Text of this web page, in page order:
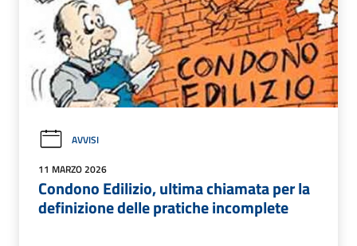
AVVISI
11 MARZO 2026
Condono Edilizio, ultima chiamata per la
definizione delle pratiche incomplete